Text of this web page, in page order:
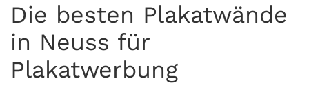
Die besten Plakatwände
in Neuss für
Plakatwerbung